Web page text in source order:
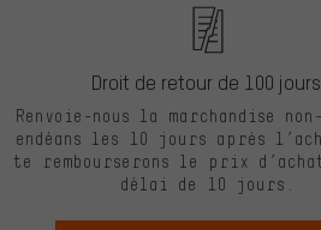
Droit de retour de 100
Renvoie-nous la marchandise
endéans les 10 jours après
te rembourserons le prix
délai de 10 jours.